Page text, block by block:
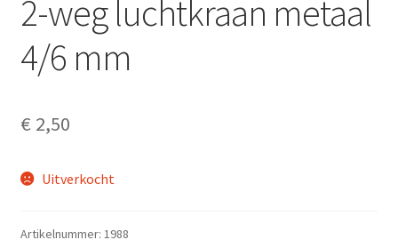
2-weg luchtkraan metaal
4/6 mm
€ 2,50
Uitverkocht
Artikelnummer: 1988